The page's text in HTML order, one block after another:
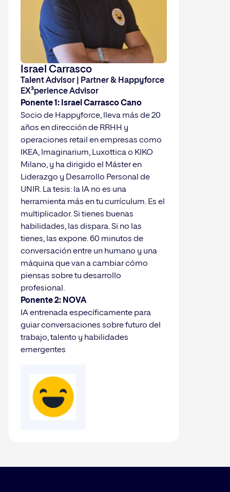
Israel Carrasco
Talent Advisor | Partner & Happyforce
EX³perience Advisor
Ponente 1: Israel Carrasco Cano
Socio de Happyforce, lleva más de 20
años en dirección de RRHH y
operaciones retail en empresas como
IKEA, Imaginarium, Luxottica o KIKO
Milano, y ha dirigido el Máster en
Liderazgo y Desarrollo Personal de
UNIR. La tesis: la IA no es una
herramienta más en tu currículum. Es el
multiplicador. Si tienes buenas
habilidades, las dispara. Si no las
tienes, las expone. 60 minutos de
conversación entre un humano y una
máquina que van a cambiar cómo
piensas sobre tu desarrollo
profesional.
Ponente 2: NOVA
IA entrenada específicamente para
guiar conversaciones sobre futuro del
trabajo, talento y habilidades
emergentes